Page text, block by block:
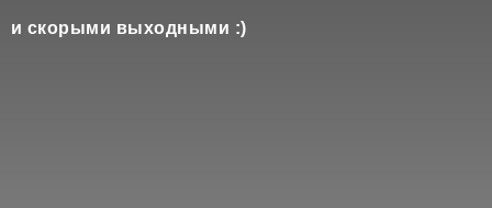
и скорыми выходными :)